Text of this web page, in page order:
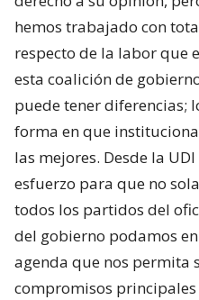
hemos trabajado con
respecto de la labor que
esta coalición de
puede tener diferencias;
forma en que
las mejores. Desde la
esfuerzo para que no
todos los partidos del
del gobierno podamos
agenda que nos permita
compromisos principales